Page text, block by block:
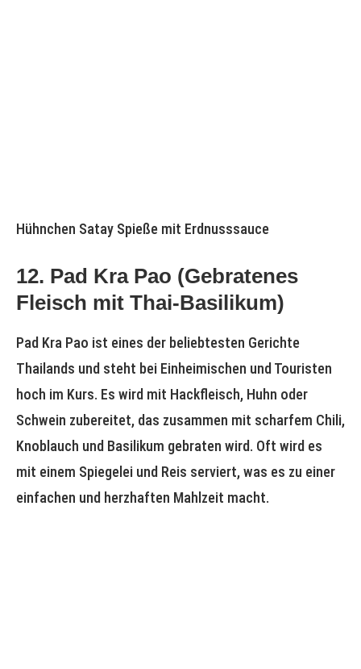
Hühnchen Satay Spieße mit Erdnusssauce
12. Pad Kra Pao (Gebratenes
Fleisch mit Thai-Basilikum)
Pad Kra Pao ist eines der beliebtesten Gerichte
Thailands und steht bei Einheimischen und Touristen
hoch im Kurs. Es wird mit Hackfleisch, Huhn oder
Schwein zubereitet, das zusammen mit scharfem Chili,
Knoblauch und Basilikum gebraten wird. Oft wird es
mit einem Spiegelei und Reis serviert, was es zu einer
einfachen und herzhaften Mahlzeit macht.